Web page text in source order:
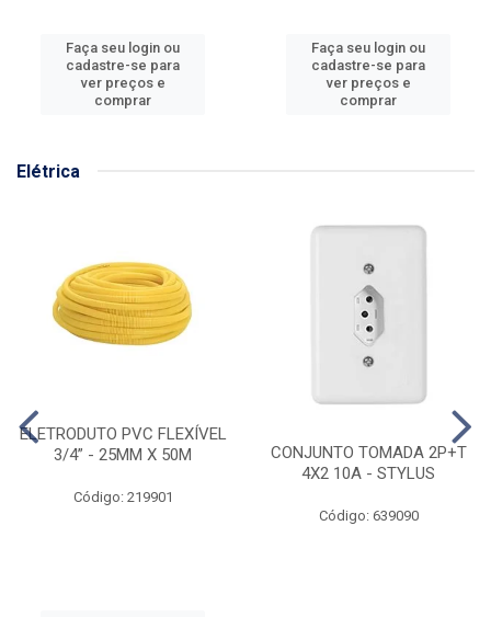
Faça seu login ou
cadastre-se para
ver preços e
comprar
Faça seu login ou
cadastre-se para
ver preços e
comprar
Elétrica
ELETRODUTO PVC FLEXÍVEL
3/4” - 25MM X 50M
Código: 219901
CONJUNTO TOMADA 2P+T
4X2 10A - STYLUS
Código: 639090